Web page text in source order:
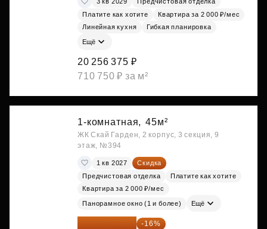
Платите как хотите
Квартира за 2 000 ₽/мес
Линейная кухня
Гибкая планировка
Ещё
20 256 375 ₽
710 750 ₽ за м²
1-комнатная, 45м²
ЖК Скай Гарден, 2 корпус, 3 секция, 9
этаж, №394
1 кв 2027
Скидка
Предчистовая отделка
Платите как хотите
Квартира за 2 000 ₽/мес
Панорамное окно (1 и более) Ещё
20 619 900 ₽ -16%